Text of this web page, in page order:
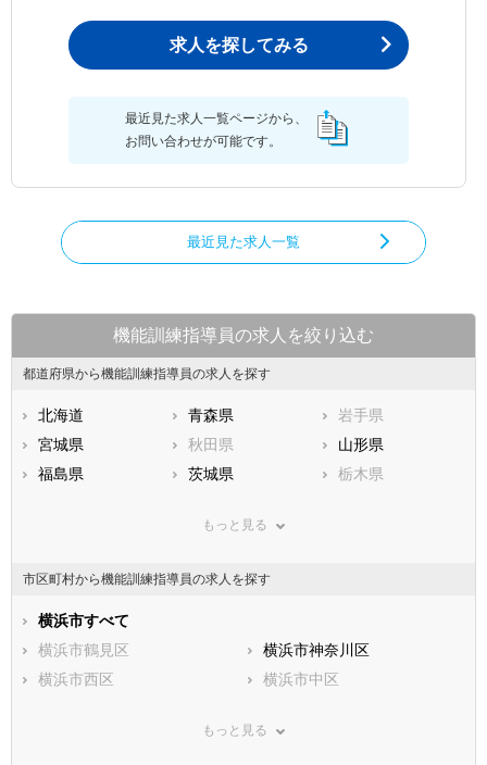
求人を探してみる
最近見た求人一覧ページから、
お問い合わせが可能です。
最近見た求人一覧
機能訓練指導員の求人を絞り込む
都道府県から機能訓練指導員の求人を探す
北海道 青森県
岩手県
宮城県
秋田県
山形県
福島県
茨城県
栃木県
神奈川県
石川県
福井県
静岡県
滋賀県
大阪府
兵庫県
山口県
もっと見る
市区町村から機能訓練指導員の求人を探す
横浜市すべて
横浜市鶴見区
横浜市神奈川区
横浜市西区
横浜市中区
横浜市金沢区
もっと見る